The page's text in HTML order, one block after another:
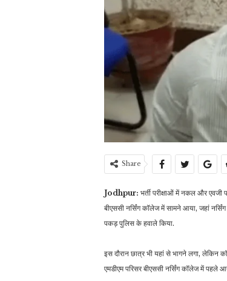
Share
Jodhpur: भर्ती परीक्षाओं में नकल और एवजी
बीएससी नर्सिंग कॉलेज में सामने आया, जहां
पकड़ पुलिस के हवाले किया.
इस दौरान छात्र भी यहां से भागने लगा,
एमडीएम परिसर बीएससी नर्सिंग कॉलेज में पहले